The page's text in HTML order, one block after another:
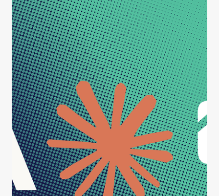
Séance d'affiches des finissant.e.s
de la maitrise professionnelle en
informatique - IA, Été 2026
Le mercredi 12 avril entre 11h30 et 13h30, dans le hall
d’entrée du pavillon Adrien-Pouliot, venez découvrir 6
projets en IA appliquée réalisés à l’Université Laval! Sous
forme de séance d’affiches et de présentations en continu,
venez à la rencontre des personnes finissantes à l'été 2026
(cohorte d'hiver 2026) de la maîtrise professionnelle en
informatique – intelligence artificielle offerte à la Faculté
des sciences et de génie de l’Université Laval. Une riche
occasion de d